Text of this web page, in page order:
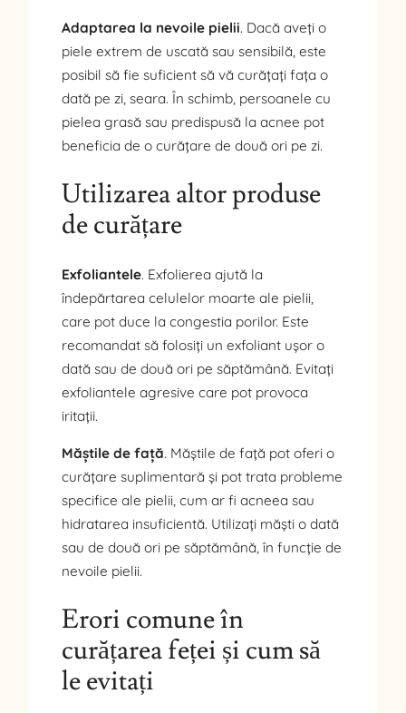
Adaptarea la nevoile pielii. Dacă aveți o
piele extrem de uscată sau sensibilă, este
posibil să fie suficient să vă curățați fața o
dată pe zi, seara. În schimb, persoanele cu
pielea grasă sau predispusă la acnee pot
beneficia de o curățare de două ori pe zi.
Utilizarea altor produse
de curățare
Exfoliantele. Exfolierea ajută la
îndepărtarea celulelor moarte ale pielii,
care pot duce la congestia porilor. Este
recomandat să folosiți un exfoliant ușor o
dată sau de două ori pe săptămână. Evitați
exfoliantele agresive care pot provoca
iritații.
Măștile de față. Măștile de față pot oferi o
curățare suplimentară și pot trata probleme
specifice ale pielii, cum ar fi acneea sau
hidratarea insuficientă. Utilizați măști o dată
sau de două ori pe săptămână, în funcție de
nevoile pielii.
Erori comune în
curățarea feței și cum să
le evitați